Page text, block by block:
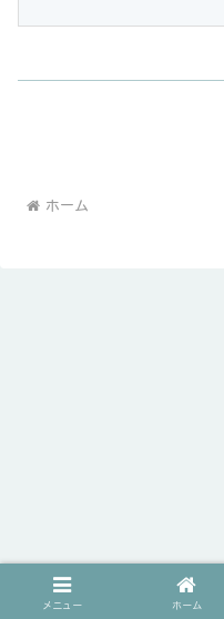
ホーム
メニュー ホーム